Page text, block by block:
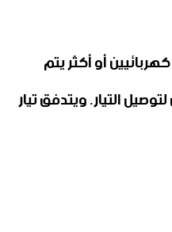
أو أكثر يتم
التيار. ويتدفق تيار